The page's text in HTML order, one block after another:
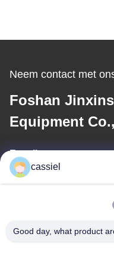
Neem contact met
Foshan
Equipment
E-mail
cassiel
Good day, what product